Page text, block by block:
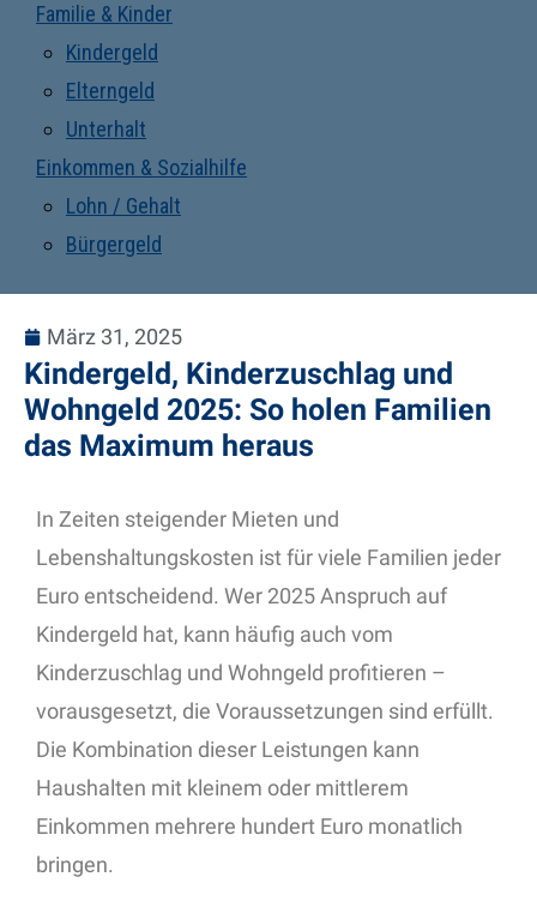
Familie & Kinder
Kindergeld
Elterngeld
Unterhalt
Einkommen & Sozialhilfe
Lohn / Gehalt
Bürgergeld
März 31, 2025
Kindergeld, Kinderzuschlag und
Wohngeld 2025: So holen Familien
das Maximum heraus
In Zeiten steigender Mieten und
Lebenshaltungskosten ist für viele Familien jeder
Euro entscheidend. Wer 2025 Anspruch auf
Kindergeld hat, kann häufig auch vom
Kinderzuschlag und Wohngeld profitieren –
vorausgesetzt, die Voraussetzungen sind erfüllt.
Die Kombination dieser Leistungen kann
Haushalten mit kleinem oder mittlerem
Einkommen mehrere hundert Euro monatlich
bringen.